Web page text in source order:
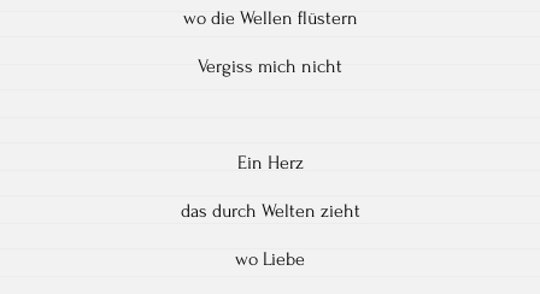
wo die Wellen flüstern
Vergiss mich nicht
Ein Herz
das durch Welten zieht
wo Liebe